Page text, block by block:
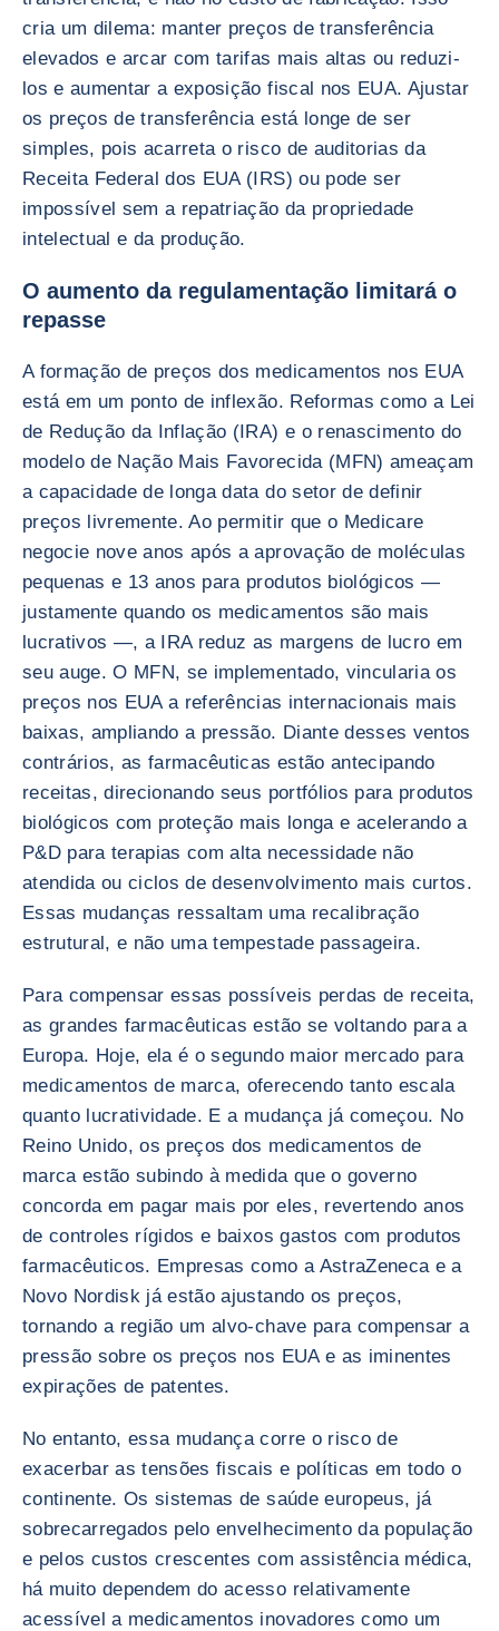
cria um dilema: manter preços de transferência
elevados e arcar com tarifas mais altas ou reduzi-
los e aumentar a exposição fiscal nos EUA. Ajustar
os preços de transferência está longe de ser
simples, pois acarreta o risco de auditorias da
Receita Federal dos EUA (IRS) ou pode ser
impossível sem a repatriação da propriedade
intelectual e da produção.
O aumento da regulamentação limitará o
repasse
A formação de preços dos medicamentos nos EUA
está em um ponto de inflexão. Reformas como a Lei
de Redução da Inflação (IRA) e o renascimento do
modelo de Nação Mais Favorecida (MFN) ameaçam
a capacidade de longa data do setor de definir
preços livremente. Ao permitir que o Medicare
negocie nove anos após a aprovação de moléculas
pequenas e 13 anos para produtos biológicos —
justamente quando os medicamentos são mais
lucrativos —, a IRA reduz as margens de lucro em
seu auge. O MFN, se implementado, vincularia os
preços nos EUA a referências internacionais mais
baixas, ampliando a pressão. Diante desses ventos
contrários, as farmacêuticas estão antecipando
receitas, direcionando seus portfólios para produtos
biológicos com proteção mais longa e acelerando a
P&D para terapias com alta necessidade não
atendida ou ciclos de desenvolvimento mais curtos.
Essas mudanças ressaltam uma recalibração
estrutural, e não uma tempestade passageira.
Para compensar essas possíveis perdas de receita,
as grandes farmacêuticas estão se voltando para a
Europa. Hoje, ela é o segundo maior mercado para
medicamentos de marca, oferecendo tanto escala
quanto lucratividade. E a mudança já começou. No
Reino Unido, os preços dos medicamentos de
marca estão subindo à medida que o governo
concorda em pagar mais por eles, revertendo anos
de controles rígidos e baixos gastos com produtos
farmacêuticos. Empresas como a AstraZeneca e a
Novo Nordisk já estão ajustando os preços,
tornando a região um alvo-chave para compensar a
pressão sobre os preços nos EUA e as iminentes
expirações de patentes.
No entanto, essa mudança corre o risco de
exacerbar as tensões fiscais e políticas em todo o
continente. Os sistemas de saúde europeus, já
sobrecarregados pelo envelhecimento da população
e pelos custos crescentes com assistência médica,
há muito dependem do acesso relativamente
acessível a medicamentos inovadores como um